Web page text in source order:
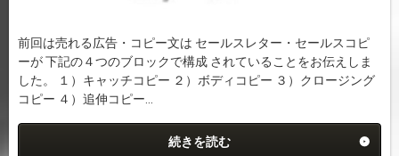
前回は売れる広告・コピー文は セールスレター・セールスコピ
ーが 下記の４つのブロックで構成 されていることをお伝えしま
した。 １）キャッチコピー ２）ボディコピー ３）クロージング
コピー ４）追伸コピー...
続きを読む